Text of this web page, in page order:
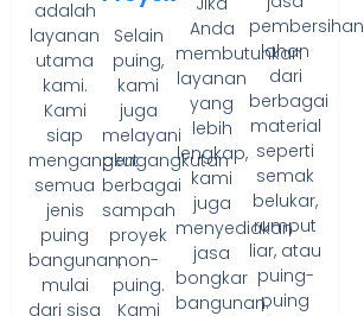
adalah
layanan
utama
kami.
Kami
siap
mengangkut
semua
jenis
puing
bangunan,
mulai
dari sisa
Selain
puing,
kami
juga
melayani
pengangkutan
berbagai
sampah
proyek
non-
puing.
Kami
Anda
membutuhkan
layanan
yang
lebih
lengkap,
kami
juga
menyediakan
jasa
bongkar
bangunan.
pembersihan
lahan
dari
berbagai
material
seperti
semak
belukar,
rumput
liar, atau
puing-
puing